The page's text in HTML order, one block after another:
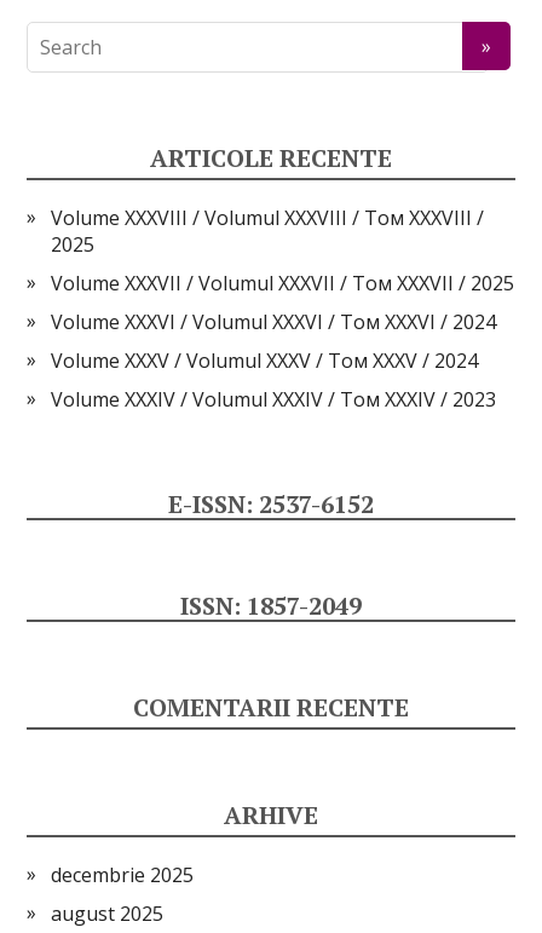
ARTICOLE RECENTE
Volume XXXVIII / Volumul XXXVIII / Том XXXVIII /
2025
Volume XXXVII / Volumul XXXVII / Том XXXVII / 2025
Volume XXXVI / Volumul XXXVI / Том XXXVI / 2024
Volume XXXV / Volumul XXXV / Том XXXV / 2024
Volume XXXIV / Volumul XXXIV / Том XXXIV / 2023
E-ISSN: 2537-6152
ISSN: 1857-2049
COMENTARII RECENTE
ARHIVE
decembrie 2025
august 2025